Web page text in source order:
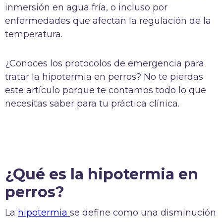
inmersión en agua fría, o incluso por
enfermedades que afectan la regulación de la
temperatura.
¿Conoces los protocolos de emergencia para
tratar la hipotermia en perros? No te pierdas
este artículo porque te contamos todo lo que
necesitas saber para tu práctica clínica.
¿Qué es la hipotermia en
perros?
La hipotermia se define como una disminución